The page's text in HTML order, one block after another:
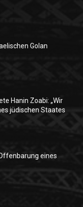
Golan
Hanin Zoabi: „Wir
jüdischen Staates
eines